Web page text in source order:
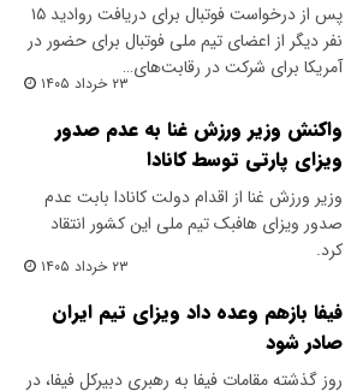
پس از درخواست فوتبال برای دریافت روادید ۱۵
نفر دیگر از اعضای تیم ملی فوتبال برای حضور در
آمریکا برای شرکت در رقابت‌های…
۲۳ خرداد ۱۴۰۵
واکنش وزیر ورزش غنا به عدم صدور
ویزای پارتی توسط کانادا
​وزیر ورزش غنا از اقدام دولت کانادا بابت عدم
صدور ویزای هافبک تیم ملی این کشور انتقاد
کرد.
۲۳ خرداد ۱۴۰۵
فیفا بازهم وعده داد ویزای تیم ایران
صادر شود
روز گذشته مقامات فیفا به رهبری دبیرکل فیفا، در